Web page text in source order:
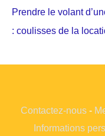
Prendre le volant
: coulisses de la
Contactez-nous-
Informations